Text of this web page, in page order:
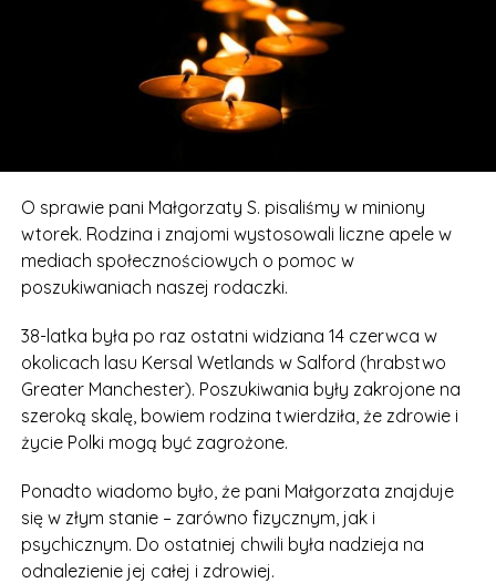
O sprawie pani Małgorzaty S. pisaliśmy w miniony
wtorek. Rodzina i znajomi wystosowali liczne apele w
mediach społecznościowych o pomoc w
poszukiwaniach naszej rodaczki.
38-latka była po raz ostatni widziana 14 czerwca w
okolicach lasu Kersal Wetlands w Salford (hrabstwo
Greater Manchester). Poszukiwania były zakrojone na
szeroką skalę, bowiem rodzina twierdziła, że zdrowie i
życie Polki mogą być zagrożone.
Ponadto wiadomo było, że pani Małgorzata znajduje
się w złym stanie – zarówno fizycznym, jak i
psychicznym. Do ostatniej chwili była nadzieja na
odnalezienie jej całej i zdrowiej.